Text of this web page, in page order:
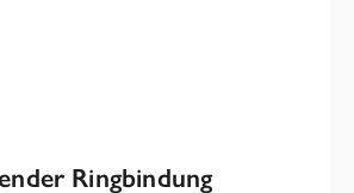
Ringbindung